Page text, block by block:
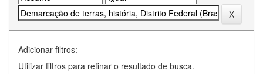
Adicionar filtros:
Utilizar filtros para refinar o resultado de busca.